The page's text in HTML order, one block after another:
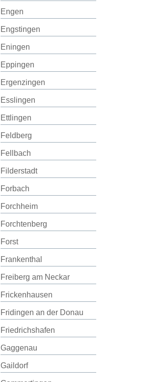
Engen
Engstingen
Eningen
Eppingen
Ergenzingen
Esslingen
Ettlingen
Feldberg
Fellbach
Filderstadt
Forbach
Forchheim
Forchtenberg
Forst
Frankenthal
Freiberg am Neckar
Frickenhausen
Fridingen an der Donau
Friedrichshafen
Gaggenau
Gaildorf